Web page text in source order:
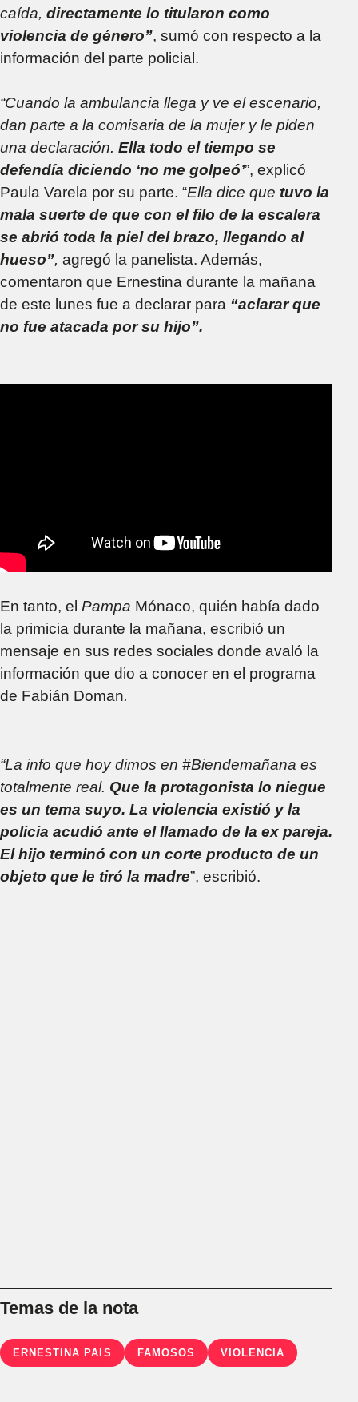
caída, directamente lo titularon como
violencia de género”, sumó con respecto a la
información del parte policial.
“Cuando la ambulancia llega y ve el escenario,
dan parte a la comisaria de la mujer y le piden
una declaración. Ella todo el tiempo se
defendía diciendo ‘no me golpeó’”, explicó
Paula Varela por su parte. “Ella dice que tuvo la
mala suerte de que con el filo de la escalera
se abrió toda la piel del brazo, llegando al
hueso”, agregó la panelista. Además,
comentaron que Ernestina durante la mañana
de este lunes fue a declarar para “aclarar que
no fue atacada por su hijo”.
En tanto, el Pampa Mónaco, quién había dado
la primicia durante la mañana, escribió un
mensaje en sus redes sociales donde avaló la
información que dio a conocer en el programa
de Fabián Doman.
“La info que hoy dimos en #Biendemañana es
totalmente real. Que la protagonista lo niegue
es un tema suyo. La violencia existió y la
policia acudió ante el llamado de la ex pareja.
El hijo terminó con un corte producto de un
objeto que le tiró la madre”, escribió.
Temas de la nota
ERNESTINA PAIS FAMOSOS VIOLENCIA